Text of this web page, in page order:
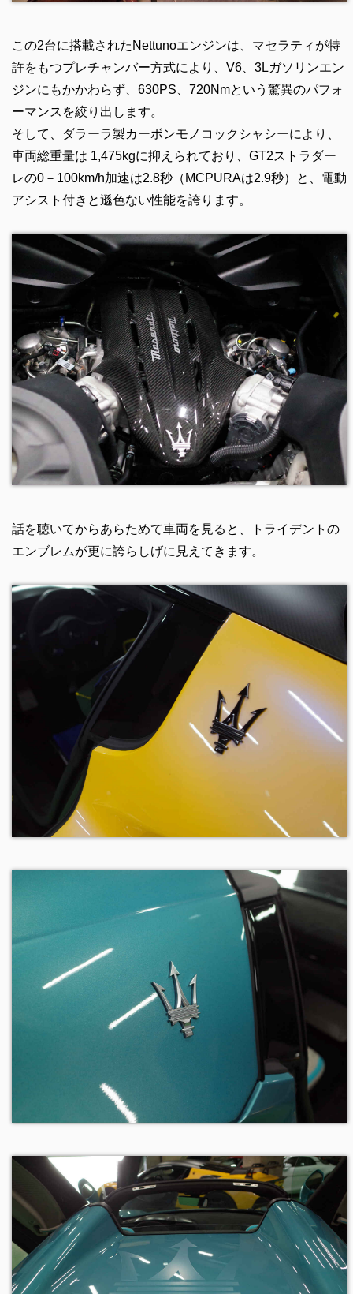
この2台に搭載されたNettunoエンジンは、マセラティが特
許をもつプレチャンバー方式により、V6、3Lガソリンエン
ジンにもかかわらず、630PS、720Nmという驚異のパフォ
ーマンスを絞り出します。
そして、ダラーラ製カーボンモノコックシャシーにより、
車両総重量は 1,475kgに抑えられており、GT2ストラダー
レの0－100km/h加速は2.8秒（MCPURAは2.9秒）と、電動
アシスト付きと遜色ない性能を誇ります。
話を聴いてからあらためて車両を見ると、トライデントの
エンブレムが更に誇らしげに見えてきます。